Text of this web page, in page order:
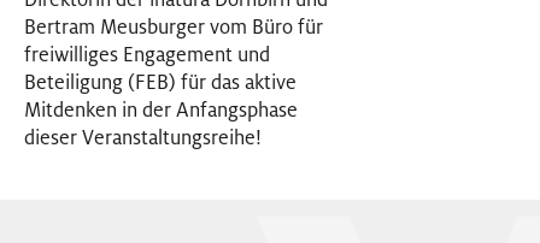
Bertram Meusburger vom Büro für
freiwilliges Engagement und
Beteiligung (FEB) für das aktive
Mitdenken in der Anfangsphase
dieser Veranstaltungsreihe!